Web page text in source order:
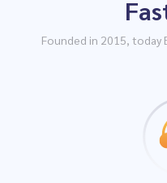
Top
Founded in 2015, today